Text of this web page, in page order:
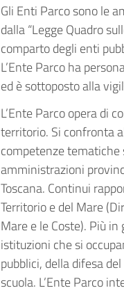
Gli Enti Parco sono le
dalla “Legge Quadro
comparto degli enti
L’Ente Parco ha
ed è sottoposto alla
L’Ente Parco opera di
territorio. Si confronta
competenze
amministrazioni
Toscana. Continui
Territorio e del Mare
Mare e le Coste). Più
istituzioni che si
pubblici, della difesa
scuola. L’Ente Parco